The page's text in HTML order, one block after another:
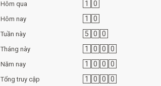
Hôm qua 1 0
Hôm nay 1 0
Tuần này 5 0 0
Tháng này 1 0 0 0
Năm nay 1 0 0 0
Tổng truy cập 1 0 0 0